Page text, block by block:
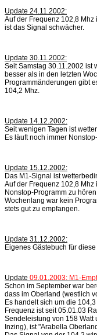
Update 24.11.2002:
Auf der Frequenz 102,8
ist das Signal schwächer.
Update 30.11.2002:
Seit Samstag 30.11.2002 ist
besser als in den letzten
Programmänderungen gibt
104,2 Mhz.
Update 14.12.2002:
Seit wenigen Tagen ist
Es läuft noch immer
Update 15.12.2002:
Das M1-Signal ist
Auf der Frequenz 102,8
Nonstop-Programm zu
Wochenlang war kein
stets gut zu empfangen.
Update 31.12.2002:
Eigenes Gästebuch für
Update 09.01.2003: M1-
Schon im September war
dass im Oberland (westlich
Es handelt sich um die
Frequenz ist seit 05.01.03
Sendeleistung von 158 Watt
Inzing), ist "Arabella